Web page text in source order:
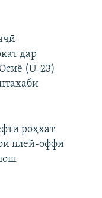
дар
(U-23)
роҳхат
плей-оффи